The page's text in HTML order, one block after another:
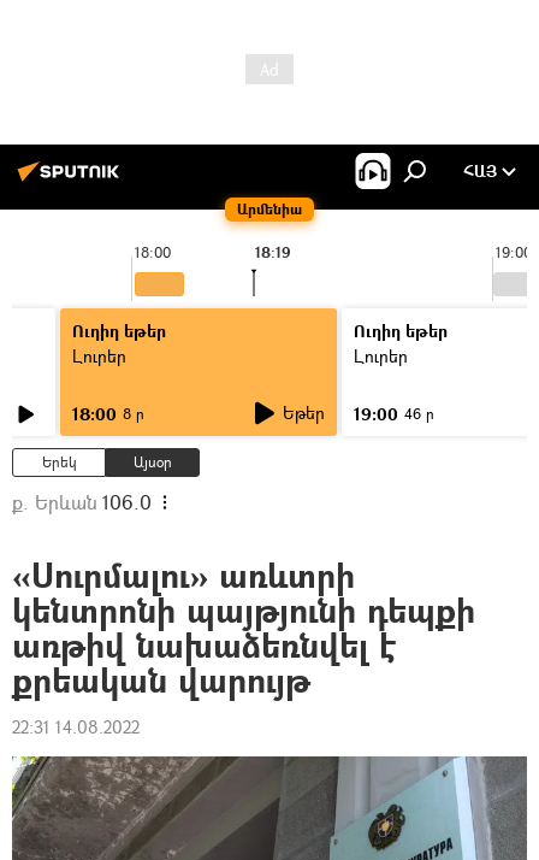
Արմենիա
ՀԱՅ
18:00 19:00
18:19
Ուղիղ եթեր
Լուրեր
18:00 8 ր Եթեր
Ուղիղ եթեր
Լուրեր
19:00 46 ր
Երեկ Այսօր
ք. Երևան 106.0
«Սուրմալու» առևտրի
կենտրոնի պայթյունի դեպքի
առթիվ նախաձեռնվել է
քրեական վարույթ
22:31 14.08.2022